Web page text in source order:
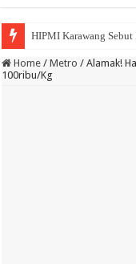
HIPMI Karawang
BPK Ganjar WTP ke 11
Home / Metro / Alamak!
100ribu/Kg